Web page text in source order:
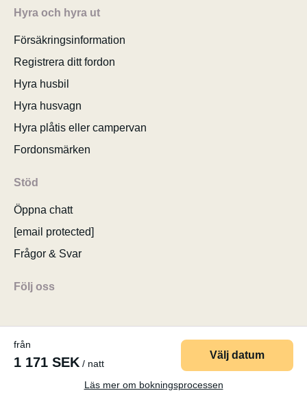
från
1 171 SEK / natt
Välj datum
Läs mer om bokningsprocessen
Hyra och hyra ut
Försäkringsinformation
Registrera ditt fordon
Hyra husbil
Hyra husvagn
Hyra plåtis eller campervan
Fordonsmärken
Stöd
Öppna chatt
[email protected]
Frågor & Svar
Följ oss
© 2026 MyCamper AG Användarvillkor
Företagsuppgifter
Sitemap Ändra samtycke till cookies